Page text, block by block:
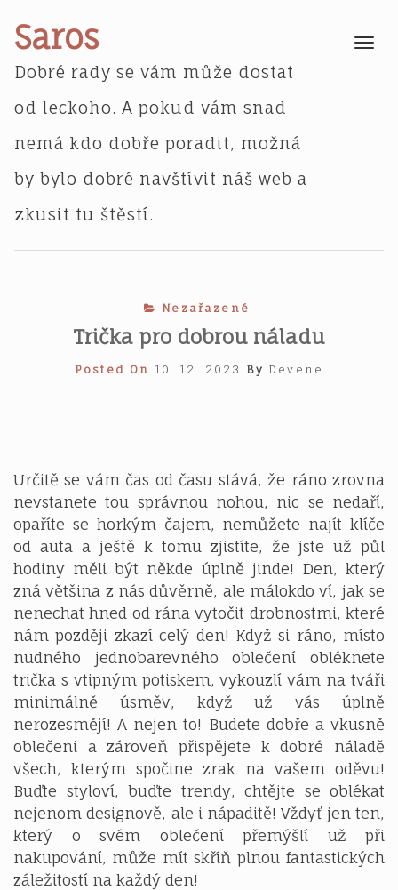
content
Saros
Dobré rady se vám může dostat
od leckoho. A pokud vám snad
nemá kdo dobře poradit, možná
by bylo dobré navštívit náš web a
zkusit tu štěstí.
Toggle
Nezařazené
Trička pro dobrou náladu
Posted On 10. 12. 2023 By Devene
Určitě se vám čas od času stává, že ráno zrovna
nevstanete tou správnou nohou, nic se nedaří,
opaříte se horkým čajem, nemůžete najít klíče
od auta a ještě k tomu zjistíte, že jste už půl
hodiny měli být někde úplně jinde! Den, který
zná většina z nás důvěrně, ale málokdo ví, jak se
nenechat hned od rána vytočit drobnostmi, které
nám později zkazí celý den! Když si ráno, místo
nudného jednobarevného oblečení obléknete
trička s vtipným potiskem, vykouzlí vám na tváři
minimálně úsměv, když už vás úplně
nerozesmějí! A nejen to! Budete dobře a vkusně
oblečeni a zároveň přispějete k dobré náladě
všech, kterým spočine zrak na vašem oděvu!
Buďte styloví, buďte trendy, chtějte se oblékat
nejenom designově, ale i nápaditě! Vždyť jen ten,
který o svém oblečení přemýšlí už při
nakupování, může mít skříň plnou fantastických
záležitostí na každý den!